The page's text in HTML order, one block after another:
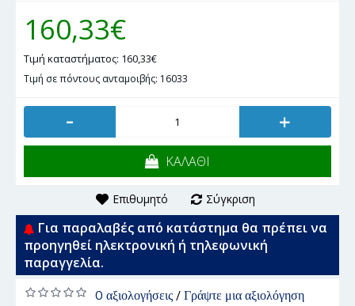
160,33€
Τιμή καταστήματος: 160,33€
Τιμή σε πόντους ανταμοιβής: 16033
- +
ΚΑΛΑΘΙ
Επιθυμητό Σύγκριση
Για παραλαβές από κατάστημα θα πρέπει να
προηγηθεί ηλεκτρονική ή τηλεφωνική
παραγγελία.
0 αξιολογήσεις/ Γράψτε μια αξιολόγηση